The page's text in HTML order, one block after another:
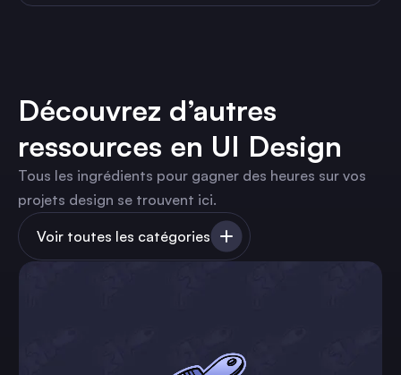
Découvrez d’autres
ressources en UI Design
Tous les ingrédients pour gagner des heures sur vos
projets design se trouvent ici.
Voir toutes les catégories